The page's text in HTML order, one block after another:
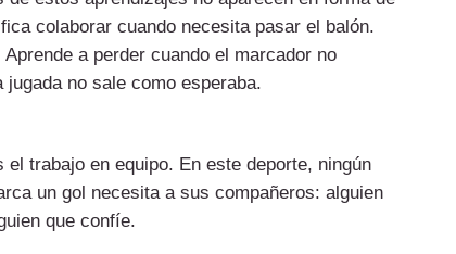
colaborar cuando necesita pasar el balón.
a perder cuando el marcador no
no sale como esperaba.
el trabajo en equipo. En este deporte, ningún
un gol necesita a sus compañeros: alguien
que confíe.